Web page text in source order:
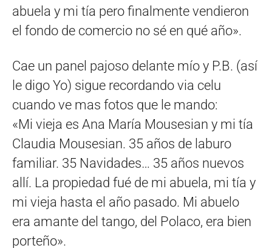
abuela y mi tía pero finalmente vendieron
el fondo de comercio no sé en qué año».
Cae un panel pajoso delante mío y P.B. (así
le digo Yo) sigue recordando via celu
cuando ve mas fotos que le mando:
«Mi vieja es Ana María Mousesian y mi tía
Claudia Mousesian. 35 años de laburo
familiar. 35 Navidades… 35 años nuevos
allí. La propiedad fué de mi abuela, mi tía y
mi vieja hasta el año pasado. Mi abuelo
era amante del tango, del Polaco, era bien
porteño».